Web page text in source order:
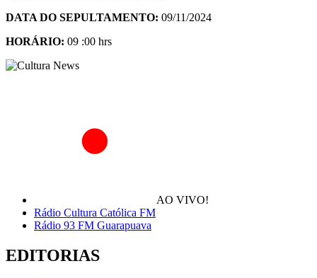
DATA DO SEPULTAMENTO: 09/11/2024
HORÁRIO: 09 :00 hrs
AO VIVO!
Rádio Cultura Católica FM
Rádio 93 FM Guarapuava
EDITORIAS